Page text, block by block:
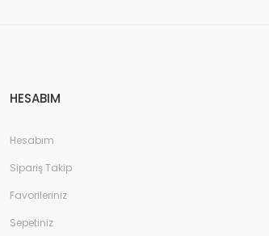
HESABIM
Hesabım
Sipariş Takip
Favorileriniz
Sepetiniz